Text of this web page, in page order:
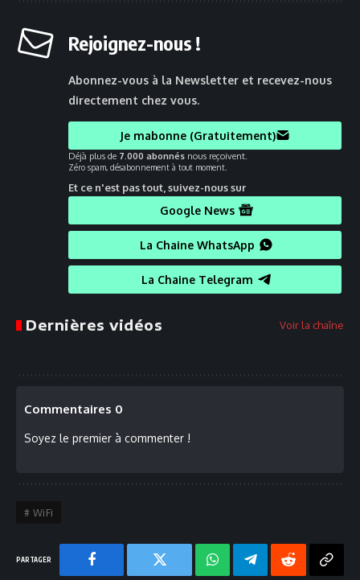
Rejoignez-nous !
Abonnez-vous à la Newsletter et recevez-nous
directement chez vous.
Je mabonne (Gratuitement)
Déjà plus de 7.000 abonnés nous reçoivent.
Zéro spam, désabonnement à tout moment.
Et ce n'est pas tout, suivez-nous sur
Google News
La Chaine WhatsApp
La Chaine Telegram
Dernières vidéos Voir la chaîne
Commentaires 0
Soyez le premier à commenter !
WiFi
Facebook Twitter Chaine TelegramReddit